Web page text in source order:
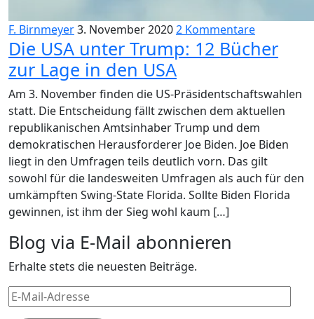
F. Birnmeyer3. November 20202 Kommentare
Die USA unter Trump: 12 Bücher
zur Lage in den USA
Am 3. November finden die US-Präsidentschaftswahlen
statt. Die Entscheidung fällt zwischen dem aktuellen
republikanischen Amtsinhaber Trump und dem
demokratischen Herausforderer Joe Biden. Joe Biden
liegt in den Umfragen teils deutlich vorn. Das gilt
sowohl für die landesweiten Umfragen als auch für den
umkämpften Swing-State Florida. Sollte Biden Florida
gewinnen, ist ihm der Sieg wohl kaum […]
Blog via E-Mail abonnieren
Erhalte stets die neuesten Beiträge.
E-
Mail-